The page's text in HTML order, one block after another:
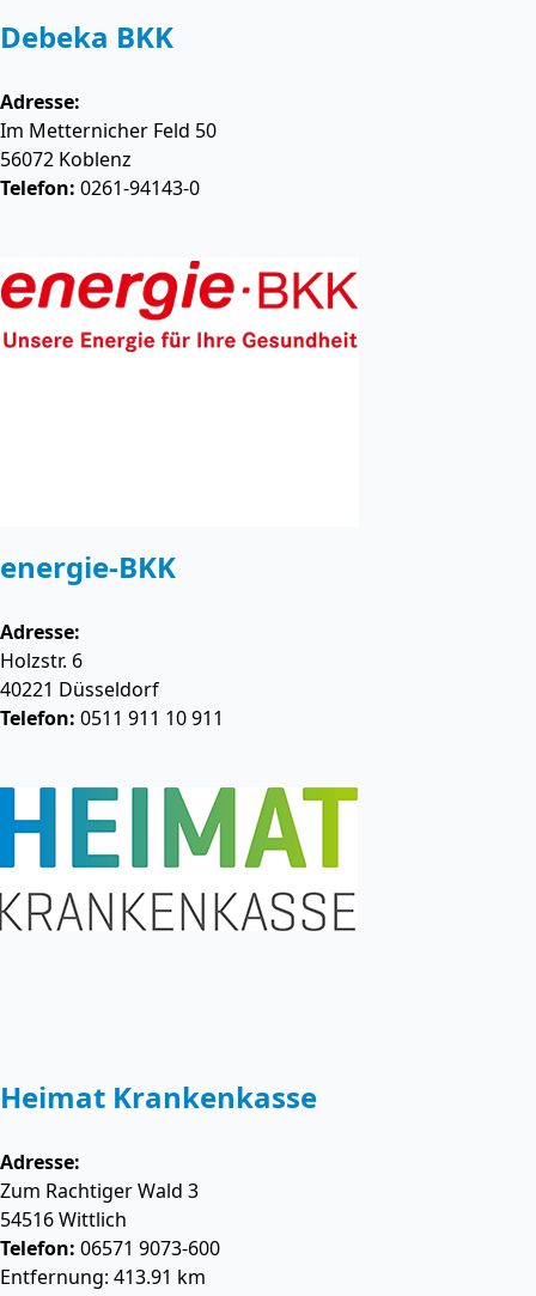
Debeka BKK
Adresse:
Im Metternicher Feld 50
56072 Koblenz
Telefon: 0261-94143-0
energie-BKK
Adresse:
Holzstr. 6
40221 Düsseldorf
Telefon: 0511 911 10 911
Heimat Krankenkasse
Adresse:
Zum Rachtiger Wald 3
54516Wittlich
Telefon: 06571 9073-600
Entfernung: 413.91 km